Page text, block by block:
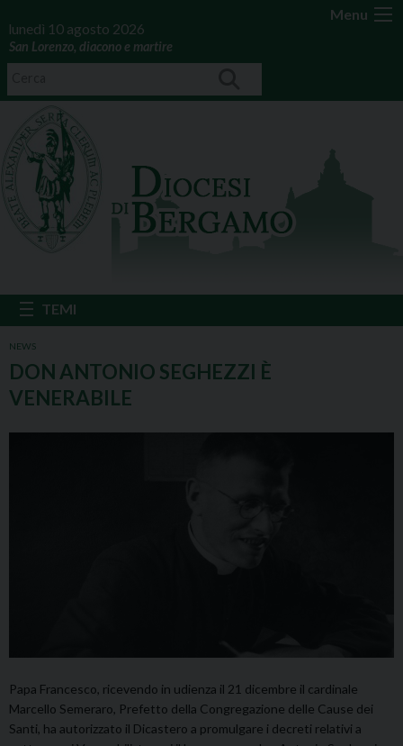
Menu
lunedì 10 agosto 2026
San Lorenzo, diacono e martire
NEWS
DON ANTONIO SEGHEZZI È
VENERABILE
Papa Francesco, ricevendo in udienza il 21 dicembre il cardinale
Marcello Semeraro, Prefetto della Congregazione delle Cause dei
Santi, ha autorizzato il Dicastero a promulgare i decreti relativi a